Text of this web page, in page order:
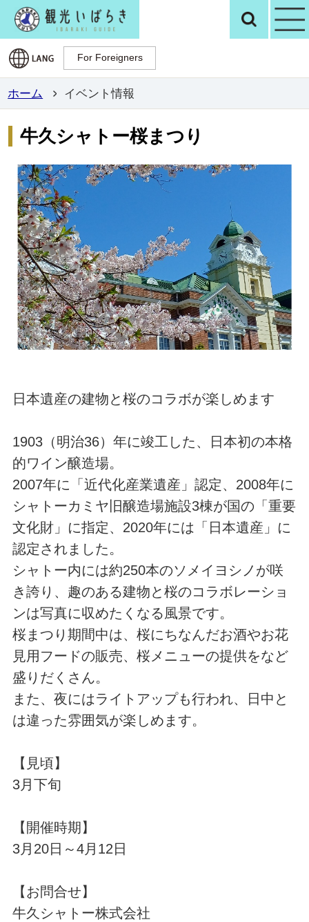
観光いばらき検
For Foreigners
For Foreigners
ホーム イベント情報
牛久シャトー桜まつり
日本遺産の建物と桜のコラボが楽しめます
1903（明治36）年に竣工した、日本初の本格
的ワイン醸造場。
2007年に「近代化産業遺産」認定、2008年に
シャトーカミヤ旧醸造場施設3棟が国の「重要
文化財」に指定、2020年には「日本遺産」に
認定されました。
シャトー内には約250本のソメイヨシノが咲
き誇り、趣のある建物と桜のコラボレーショ
ンは写真に収めたくなる風景です。
桜まつり期間中は、桜にちなんだお酒やお花
見用フードの販売、桜メニューの提供をなど
盛りだくさん。
また、夜にはライトアップも行われ、日中と
は違った雰囲気が楽しめます。
【見頃】
3月下旬
【開催時期】
3月20日～4月12日
【お問合せ】
牛久シャトー株式会社